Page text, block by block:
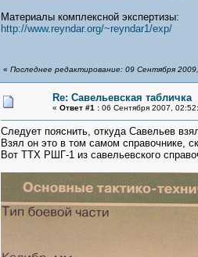
Материалы комплексной экспертизы:
http://www.reyndar.org/~reyndar1/exp/
« Последнее редактирование: 09 Сентября
Re: Савельевская табличка
« Ответ #1 : 06 Сентября 2007,
Следует пояснить, откуда Савельев
Взял он это в том самом справочнике,
Вот ТТХ РШГ-1 из савельевского